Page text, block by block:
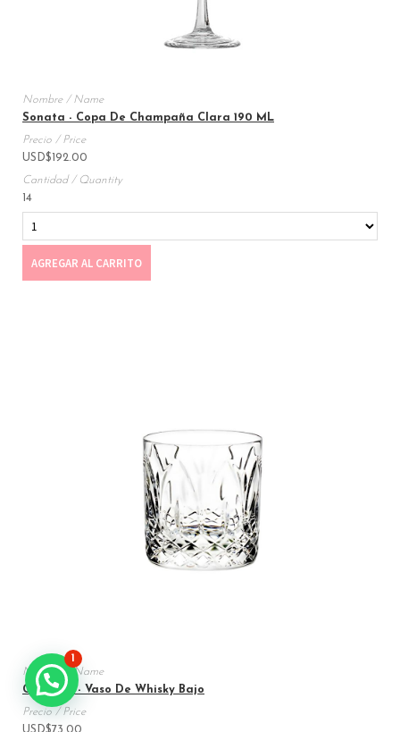
Sonata - Copa De Champaña Clara 190 ML
USD$ 192.00
14
AGREGAR AL CARRITO
Chartres - Vaso De Whisky Bajo
1